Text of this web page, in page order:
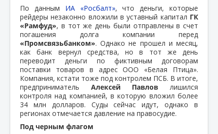
По данным ИА «Росбалт», что деньги, которые
рейдеры незаконно вложили в уставный капитал ГК
«Рамфуд», в тот же день были отправлены в счет
погашения долга компании перед
«Промсвязьбанком». Однако не прошел и месяц,
как банк вернул средства, но в тот же день
переводит деньги по фиктивным договорам
поставки товаров в адрес ООО «Белая Птица».
Компания, кстати тоже под контролем ПСБ. В итоге,
предприниматель Алексей Павлов лишился
контроля над компанией, в которую вложил более
34 млн долларов. Суды сейчас идут, однако в
регионах отмечается давление на правосудие.
Под черным флагом